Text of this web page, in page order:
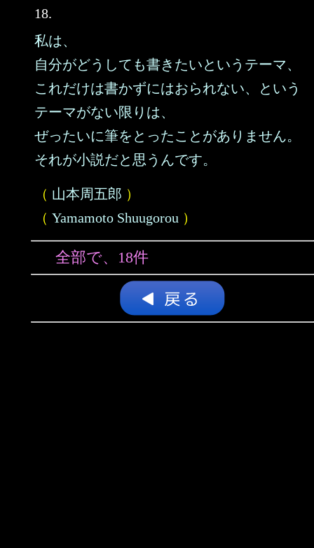
18.
私は、
自分がどうしても書きたいというテーマ、
これだけは書かずにはおられない、という
テーマがない限りは、
ぜったいに筆をとったことがありません。
それが小説だと思うんです。
（ 山本周五郎 ）
（ Yamamoto Shuugorou ）
全部で、18件